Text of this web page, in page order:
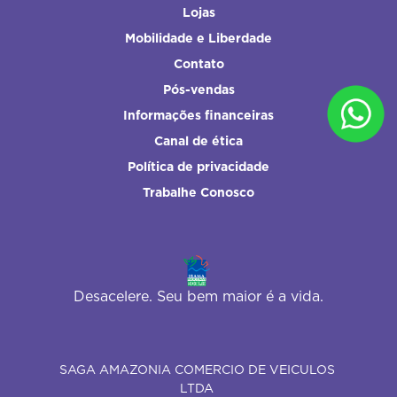
Lojas
Mobilidade e Liberdade
Contato
Pós-vendas
Informações financeiras
Canal de ética
Política de privacidade
Trabalhe Conosco
Desacelere. Seu bem maior é a vida.
SAGA AMAZONIA COMERCIO DE VEICULOS
LTDA